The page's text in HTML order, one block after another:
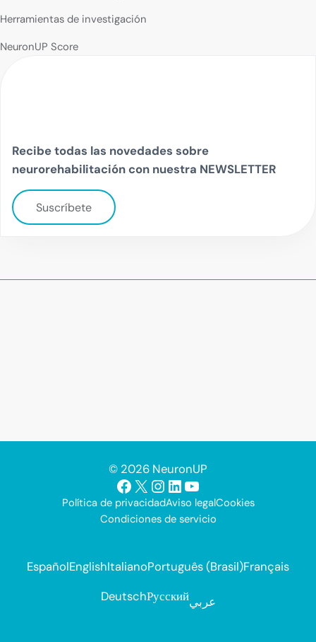
Herramientas de investigación
NeuronUP Score
Recibe todas las novedades sobre
neurorehabilitación con nuestra NEWSLETTER
Suscríbete
© 2026 NeuronUP
Facebook
X Instagram
LinkedIn
YouTube
Política de privacidadAviso legalCookies
Condiciones de servicio
EspañolEnglishItalianoPortuguês (Brasil)Français
DeutschРусскийعربي